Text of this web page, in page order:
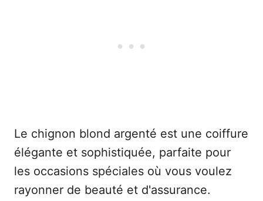
Le chignon blond argenté est une coiffure
élégante et sophistiquée, parfaite pour
les occasions spéciales où vous voulez
rayonner de beauté et d'assurance.